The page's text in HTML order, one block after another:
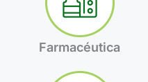
Farmacéutica